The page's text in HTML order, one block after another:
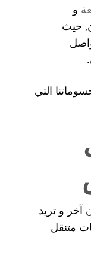
و
حيث
التي
و تريد
متنقل